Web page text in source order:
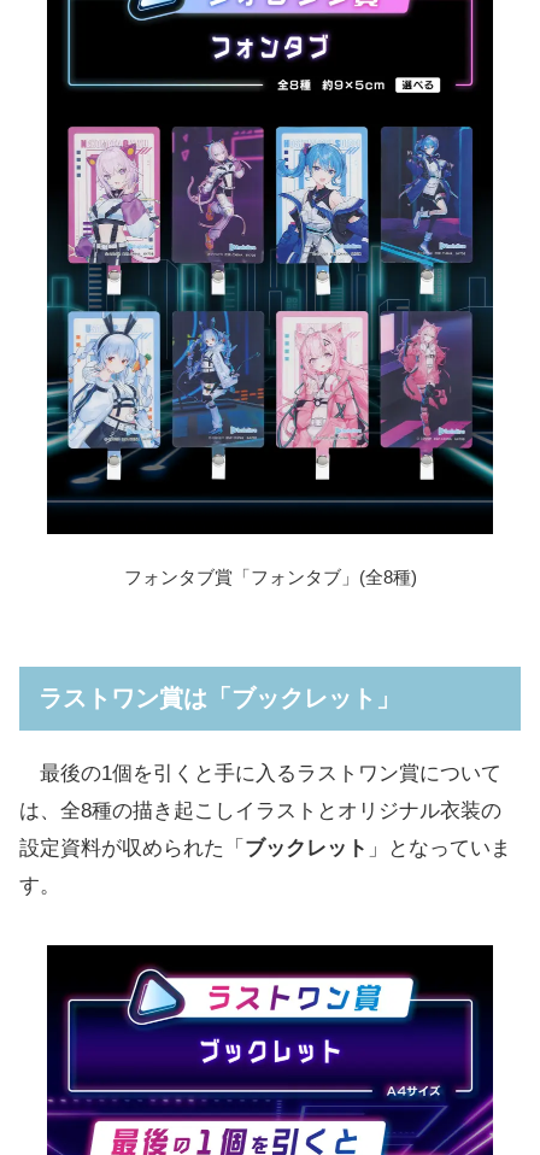
フォンタブ賞「フォンタブ」(全8種)
ラストワン賞は「ブックレット」
最後の1個を引くと手に入るラストワン賞について
は、全8種の描き起こしイラストとオリジナル衣装の
設定資料が収められた「 ブックレット 」となっていま
す。